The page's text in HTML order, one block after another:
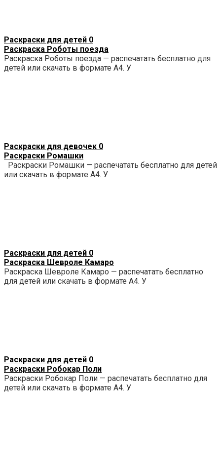
Раскраски для детей 0
Раскраска Роботы поезда
Раскраска Роботы поезда — распечатать бесплатно для
детей или скачать в формате А4. У
Раскраски для девочек 0
Раскраски Ромашки
Раскраски Ромашки — распечатать бесплатно для детей
или скачать в формате А4. У
Раскраски для детей 0
Раскраска Шевроле Камаро
Раскраска Шевроле Камаро — распечатать бесплатно
для детей или скачать в формате А4. У
Раскраски для детей 0
Раскраски Робокар Поли
Раскраски Робокар Поли — распечатать бесплатно для
детей или скачать в формате А4. У